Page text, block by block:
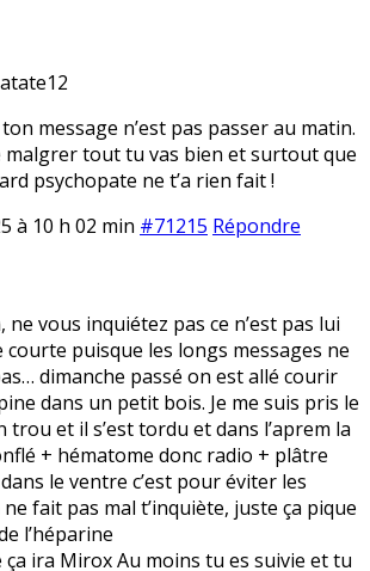
message n’est pas passer au matin.
malgrer tout tu vas bien et surtout que
psychopate ne t’a rien fait !
à 10 h 02 min #71215 Répondre
ne vous inquiétez pas ce n’est pas lui
courte puisque les longs messages ne
dimanche passé on est allé courir
dans un petit bois. Je me suis pris le
trou et il s’est tordu et dans l’aprem la
+ hématome donc radio + plâtre
le ventre c’est pour éviter les
fait pas mal t’inquiète, juste ça pique
l’héparine
ça ira Mirox Au moins tu es suivie et tu